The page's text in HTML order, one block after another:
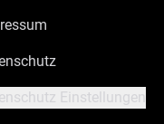
Einstellungen